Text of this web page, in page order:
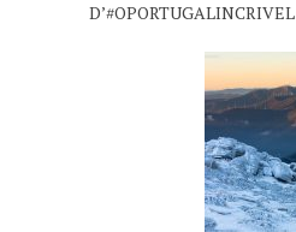
D’#OPORTUGALINCRIVEL